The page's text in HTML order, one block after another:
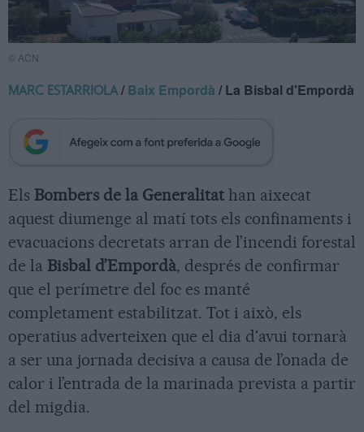
© ACN
MARC ESTARRIOLA/Baix Empordà / La Bisbal d'Empordà
Els Bombers de la Generalitat han aixecat
aquest diumenge al matí tots els confinaments i
evacuacions decretats arran de l’incendi forestal
de la Bisbal d’Empordà, després de confirmar
que el perímetre del foc es manté
completament estabilitzat. Tot i això, els
operatius adverteixen que el dia d'avui tornarà
a ser una jornada decisiva a causa de l’onada de
calor i l’entrada de la marinada prevista a partir
del migdia.